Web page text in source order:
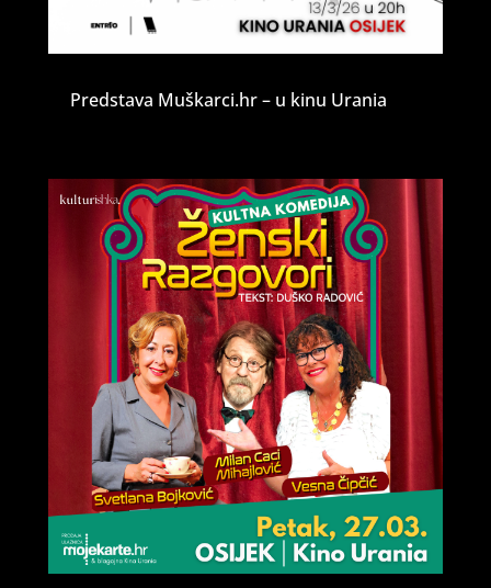
Predstava Muškarci.hr – u kinu Urania